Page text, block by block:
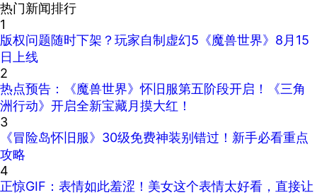
热门新闻排行
1
版权问题随时下架？玩家自制虚幻5《魔兽世界》8月15
日上线
2
热点预告：《魔兽世界》怀旧服第五阶段开启！《三角
洲行动》开启全新宝藏月摸大红！
3
《冒险岛怀旧服》30级免费神装别错过！新手必看重点
攻略
4
正惊GIF：表情如此羞涩！美女这个表情太好看，直接让